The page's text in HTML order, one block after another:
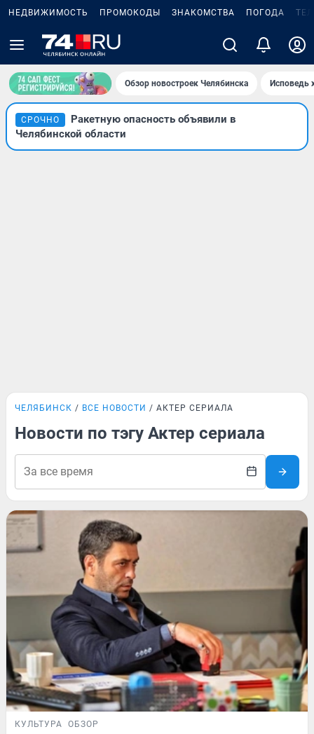
НЕДВИЖИМОСТЬ ПРОМОКОДЫ ЗНАКОМСТВА ПОГОДА
Обзор новостроек Челябинска Исповедь
СРОЧНО
Ракетную опасность объявили в
Челябинской области
ЧЕЛЯБИНСК ВСЕ НОВОСТИ АКТЕР СЕРИАЛА
Новости по тэгу Актер сериала
КУЛЬТУРА ОБЗОР